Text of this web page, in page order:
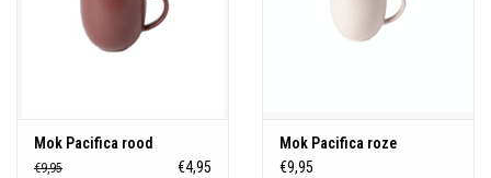
Mok Pacifica rood
€9,95 €4,95
Mok Pacifica roze
€9,95